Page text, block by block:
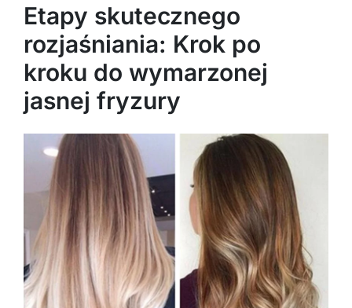
Etapy skutecznego
rozjaśniania: Krok po
kroku do wymarzonej
jasnej fryzury